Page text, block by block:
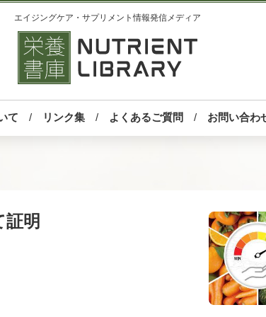
エイジングケア・サプリメント情報発信メディア
て リンク集 よくあるご質問 お問い合わ
明